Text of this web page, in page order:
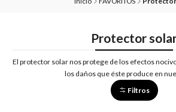
Protector
El protector solar nos protege de los efectos
los daños que éste produce en
Filtros